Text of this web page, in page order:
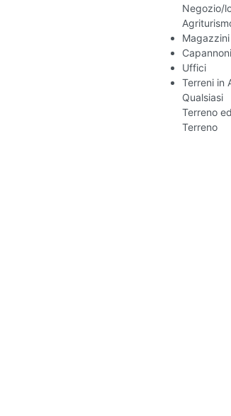
Negozio/
Magazzini
Capannoni
Uffici
Terreni in
Qualsiasi
Terreno
Terreno